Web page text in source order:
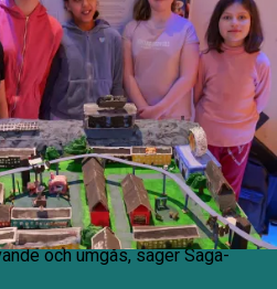
Sonja och Isabella går på
deltog med sitt bidrag Räksta
ge namn till staden.
räkbeståndet i fall en storm
inträffar. Bara
tillåts i innerstaden
Vill man inte gå eller
sina bilar i sina respektive
sig kollektivt in till stan. I varje
i bottenplan, för butiker
och umgås, säger Saga-